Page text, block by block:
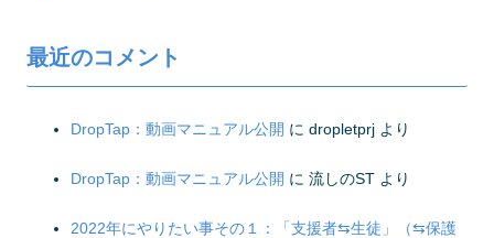
最近のコメント
DropTap：動画マニュアル公開 に dropletprj より
DropTap：動画マニュアル公開 に 流しのST より
2022年にやりたい事その１：「支援者⇆生徒」（⇆保護